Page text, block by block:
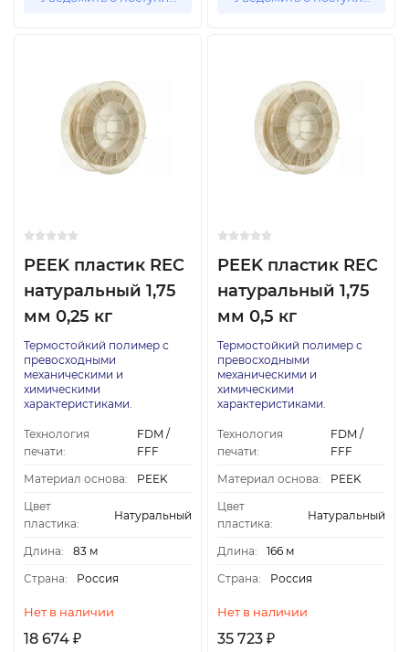
PEEK пластик REC
натуральный 1,75
мм 0,25 кг
Термостойкий полимер с
превосходными
механическими и
химическими
характеристиками.
Технология
печати:
FDM /
FFF
Материал основа:
PEEK
Цвет
пластика:
Натуральный
Длина:
83 м
Страна:
Россия
Нет в наличии
18 674 ₽
PEEK пластик REC
натуральный 1,75
мм 0,5 кг
Термостойкий полимер с
превосходными
механическими и
химическими
характеристиками.
Технология
печати:
FDM /
FFF
Материал основа:
PEEK
Цвет
пластика:
Натуральный
Длина:
166 м
Страна:
Россия
Нет в наличии
35 723 ₽